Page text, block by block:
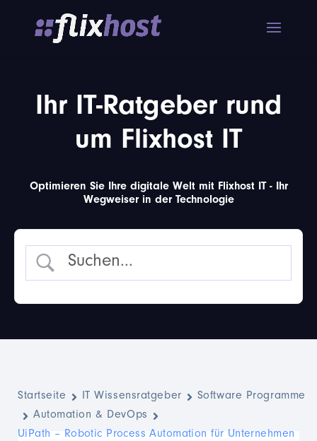
Ihr IT-Ratgeber rund
um Flixhost IT
Optimieren Sie Ihre digitale Welt mit Flixhost IT - Ihr
Wegweiser in der Technologie
Startseite IT Wissensratgeber
Software Programme
Automation & DevOps
UiPath – Robotic Process Automation für Unternehmen